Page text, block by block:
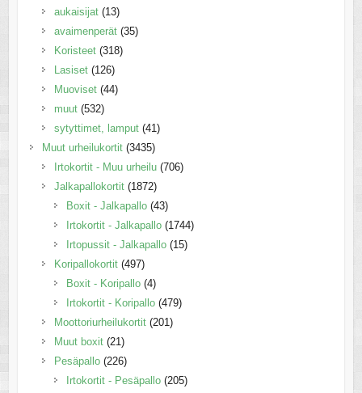
aukaisijat (13)
avaimenperät (35)
Koristeet (318)
Lasiset (126)
Muoviset (44)
muut (532)
sytyttimet, lamput (41)
Muut urheilukortit (3435)
Irtokortit - Muu urheilu (706)
Jalkapallokortit (1872)
Boxit - Jalkapallo (43)
Irtokortit - Jalkapallo (1744)
Irtopussit - Jalkapallo (15)
Koripallokortit (497)
Boxit - Koripallo (4)
Irtokortit - Koripallo (479)
Moottoriurheilukortit (201)
Muut boxit (21)
Pesäpallo (226)
Irtokortit - Pesäpallo (205)